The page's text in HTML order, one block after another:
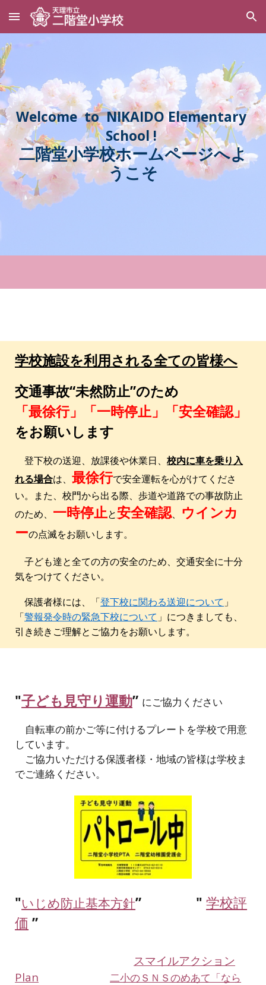
Skip to main content Skip to navigation
Welcome toNIKAIDOElementary
School !
二階堂小学校ホームページへよ
うこそ
学校施設を利用される全ての皆様へ
交通事故“未然防止”のため
「最徐行」「一時停止」「安全確認」
をお願いします
登下校の送迎、放課後や休業日、校内に車を乗り入
れる場合は、最徐行で安全運転を心がけてくださ
い。また、校門から出る際、歩道や道路での事故防止
のため、 一時停止と安全確認、 ウインカ
ーの点滅をお願いします。
子ども達と全ての方の安全のため、交通安全に十分
気をつけてください。
保護者様には、「登下校に関わる送迎について 」
「警報発令時の緊急下校について 」につきましても、
引き続きご理解とご協力をお願いします。
"子ども見守り運動” にご協力ください
自転車の前かご等に付けるプレートを学校で用意
しています。
ご協力いただける保護者様・地域の皆様は学校ま
でご連絡ください。
"いじめ防止基本方針” "学校評
価 ”
スマイルアクション
Plan
二小のＳＮＳのめあて「なら